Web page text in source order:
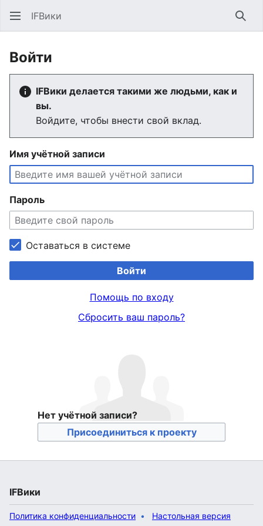
IFВики
Войти
IFВики делается такими же людьми, как и
вы.
Войдите, чтобы внести свой вклад.
Имя учётной записи
Пароль
Оставаться в системе
Войти
Помощь по входу
Сбросить ваш пароль?
Нет учётной записи?
Присоединиться к проекту
IFВики
Политика конфиденциальности Настольная версия